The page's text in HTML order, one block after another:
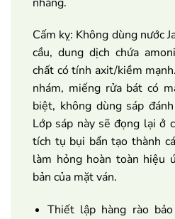
Cấm kỵ: Không dùng nước
cầu, dung dịch chứa
chất có tính axit/kiềm
nhám, miếng rửa bát có
biệt, không dùng sáp
Lớp sáp này sẽ đọng lại ở
tích tụ bụi bẩn tạo thành
làm hỏng hoàn toàn hiệu
bản của mặt ván.
Thiết lập hàng rào